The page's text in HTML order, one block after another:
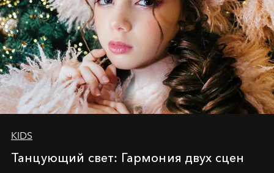
KIDS
Танцующий свет: Гармония двух сцен